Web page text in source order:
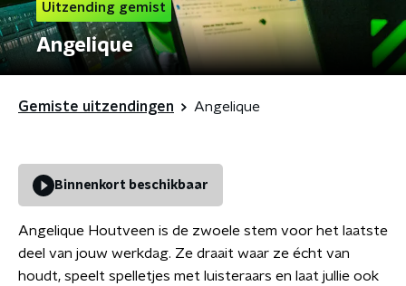
Uitzending gemist
Angelique
Gemiste uitzendingen Angelique
Binnenkort beschikbaar
Angelique Houtveen is de zwoele stem voor het laatste
deel van jouw werkdag. Ze draait waar ze écht van
houdt, speelt spelletjes met luisteraars en laat jullie ook